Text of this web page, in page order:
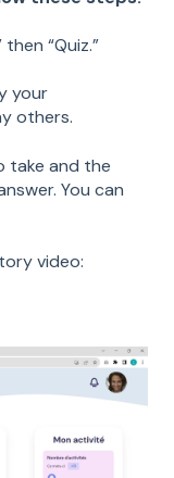
“Quiz.”
your
others.
take and the
You can
video: